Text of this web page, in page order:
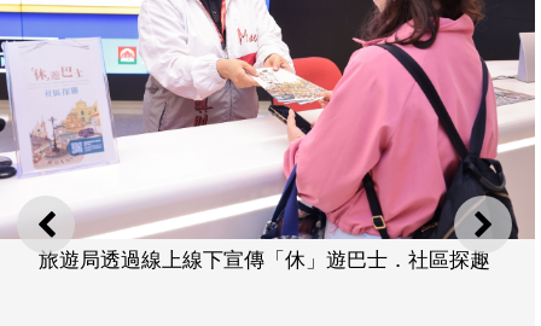
上一則 下一
旅遊局透過線上線下宣傳「休」遊巴士．社區探趣